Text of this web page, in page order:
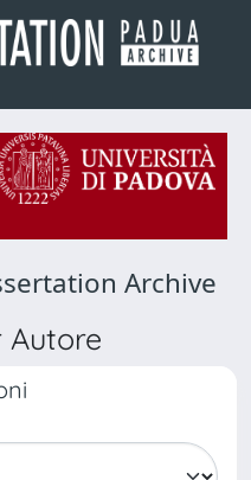
Archive
Autore